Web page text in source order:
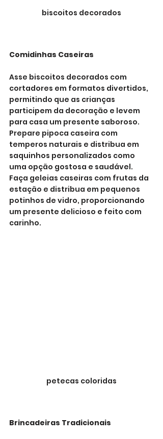
biscoitos decorados
Comidinhas Caseiras
Asse biscoitos decorados com
cortadores em formatos divertidos,
permitindo que as crianças
participem da decoração e levem
para casa um presente saboroso.
Prepare pipoca caseira com
temperos naturais e distribua em
saquinhos personalizados como
uma opção gostosa e saudável.
Faça geleias caseiras com frutas da
estação e distribua em pequenos
potinhos de vidro, proporcionando
um presente delicioso e feito com
carinho.
petecas coloridas
Brincadeiras Tradicionais